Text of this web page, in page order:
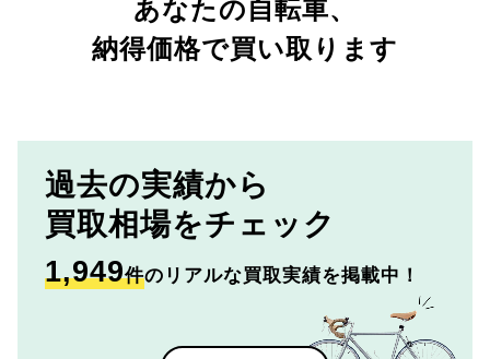
あなたの自転車、
納得価格で買い取ります
過去の実績から
買取相場をチェック
1,949件のリアルな買取実績を掲載中！